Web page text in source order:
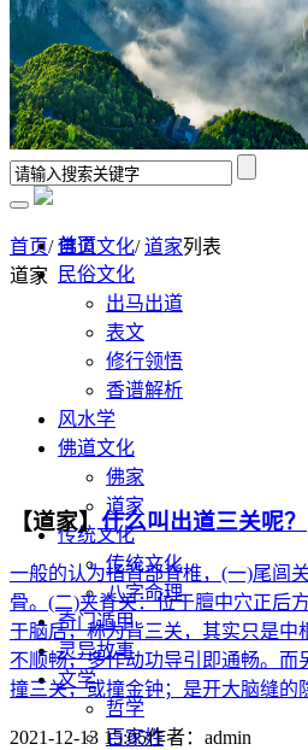
首页
民俗文化
出马出道
表文
修行领悟
香谱解析
风水学
佛道文化
佛家
道家
传统文化
传统文化
八字命理
奇门遁甲
灵异故事
文学
哲学
百家姓
首页/佛道文化/道家列表
道家
【道家】 什么叫出道三关呢？
一般的认为指背部脊椎，(一)尾闾
骨。(二)夹脊关：位于膻中穴正后
于脑后，称为背三关，其实只是中
不顺畅，多作动功导引即通畅。而
撞三关，或撞金钟；是开大脑缝的
2021-12-13 15:05作者： admin